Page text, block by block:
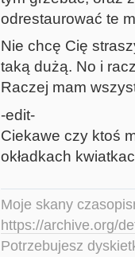
odrestaurować te
Nie chcę Cię
taką dużą. No i
Raczej mam
-edit-
Ciekawe czy ktoś
okładkach
Moje skany
https://archive.org/
Potrzebujesz